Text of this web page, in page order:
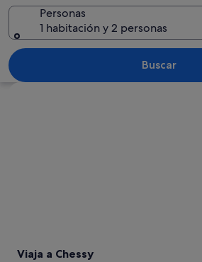
Una
Personas
1 habitación y 2 personas
Buscar
Viaja a Chessy